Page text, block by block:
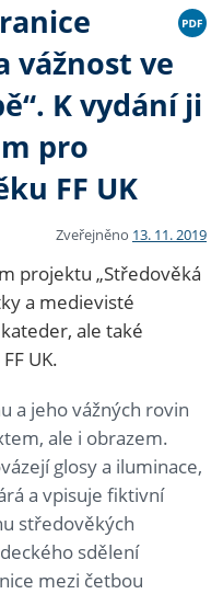
vážnost ve
K vydání ji
pro
FF UK
Zveřejněno 13. 11. 2019
projektu „Středověká
a medievisté
ale také
UK.
a jeho vážných rovin
ale i obrazem.
glosy a iluminace,
a vpisuje fiktivní
středověkých
sdělení
mezi četbou